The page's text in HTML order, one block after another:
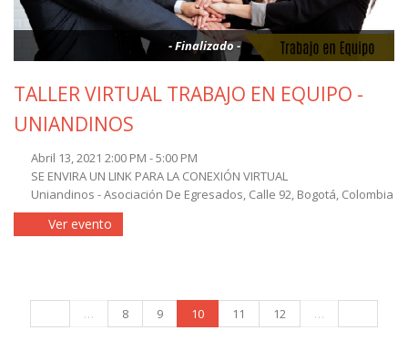
- Finalizado -
TALLER VIRTUAL TRABAJO EN EQUIPO -
UNIANDINOS
Abril 13, 2021 2:00 PM - 5:00 PM
SE ENVIRA UN LINK PARA LA CONEXIÓN VIRTUAL
Uniandinos - Asociación De Egresados, Calle 92, Bogotá, Colombia
Ver evento
… 8 9 10 11 12 …